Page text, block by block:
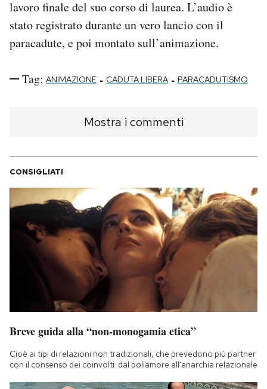
Scienza
Cultura
Economia
Media
Europa
Altrecose
I MIEI PREFERITI
SHOP
CALENDARIO
AREA PERSONALE
Area Personale
Newsletter
Notifiche mobile
Regala il Post
lavoro finale del suo corso di laurea. L’audio è
stato registrato durante un vero lancio con il
paracadute, e poi montato sull’animazione.
Tag: ANIMAZIONE - CADUTA LIBERA - PARACADUTISMO
Mostra i commenti
CONSIGLIATI
Breve guida alla “non-monogamia etica”
Cioè ai tipi di relazioni non tradizionali, che prevedono più partner
con il consenso dei coinvolti: dal poliamore all'anarchia relazionale